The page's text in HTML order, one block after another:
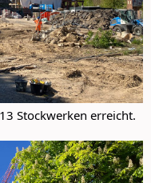
Stockwerken erreicht.